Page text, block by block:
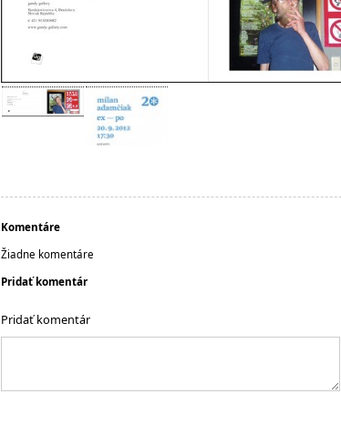
Komentáre
Žiadne komentáre
Pridať komentár
Pridať komentár